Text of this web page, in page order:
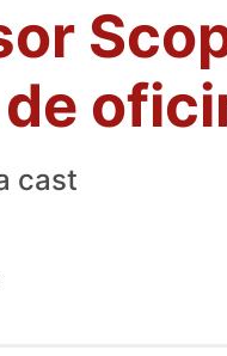
cast